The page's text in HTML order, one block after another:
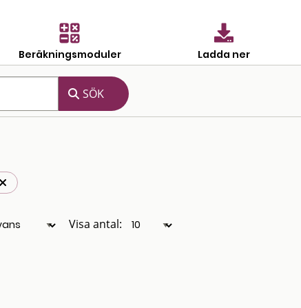
Beräkningsmoduler Ladda ner
Visa antal: